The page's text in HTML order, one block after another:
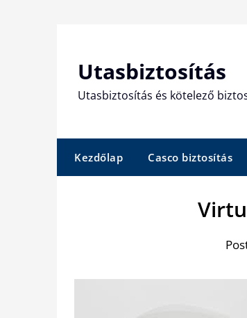
Utasbiztosítás
Utasbiztosítás és kötelező
Kezdőlap Casco biztosítás